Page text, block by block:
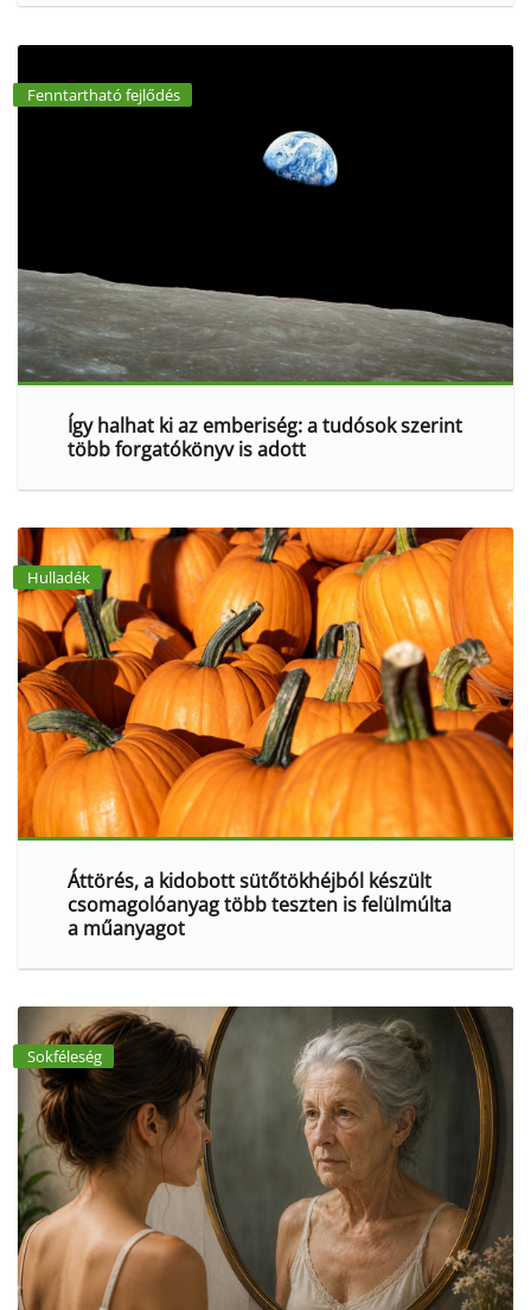
Fenntartható fejlődés
Így halhat ki az emberiség: a tudósok szerint
több forgatókönyv is adott
Hulladék
Áttörés, a kidobott sütőtökhéjból készült
csomagolóanyag több teszten is felülmúlta
a műanyagot
Sokféleség